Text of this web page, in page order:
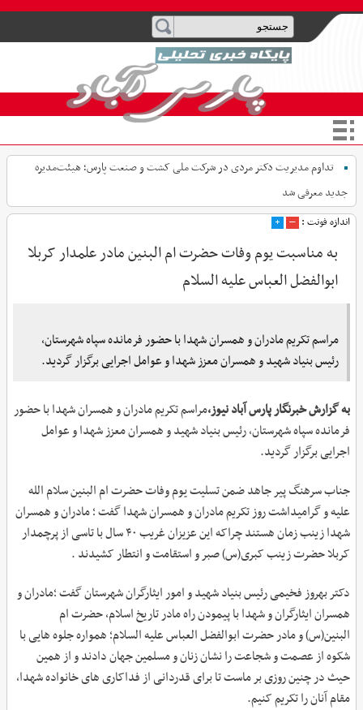
تداوم مدیریت دکتر مردی در شرکت ملی کشت و صنعت پارس؛ هیئت‌مدیره
جدید معرفی شد
اندازه فونت : –
+
به مناسبت یوم وفات حضرت ام البنین مادر علمدار کربلا
ابوالفضل العباس علیه السلام
مراسم تکریم مادران و همسران شهدا با حضور فرمانده سپاه شهرستان،
رئیس بنیاد شهید و همسران معزز شهدا و عوامل اجرایی برگزار گردید.
به گزارش خبرنگار پارس آباد نیوز،مراسم تکریم مادران و همسران شهدا با حضور
فرمانده سپاه شهرستان، رئیس بنیاد شهید و همسران معزز شهدا و عوامل
اجرایی برگزار گردید.
جناب سرهنگ پیر جاهد ضمن تسلیت یوم وفات حضرت ام البنین سلام الله
علیه و گرامیداشت روز تکریم مادران و همسران شهدا گفت ؛ مادران و همسران
شهدا زینب زمان هستند چراکه این عزیزان غریب ۴۰ سال با تاسی از پرچمدار
کربلا حضرت زینب کبری(س) صبر و استقامت و انتطار کشیدند .
دکتر بهروز فخیمی رئیس بنیاد شهید و امور ایثارگران شهرستان گفت ؛مادران و
همسران ایثارگران و شهدا با پیمودن راه مادر تاریخ اسلام، حضرت ام
البنین(س) و مادر حضرت ابوالفضل العباس علیه السلام؛ همواره جلوه هایی با
شکوه از عصمت و شجاعت را نشان زنان و مسلمین جهان دادند و از همین
حیث در چنین روزی بر ماست تا برای قدردانی از فداکاری های خانواده شهدا،
مقام آنان را تکریم کنیم.